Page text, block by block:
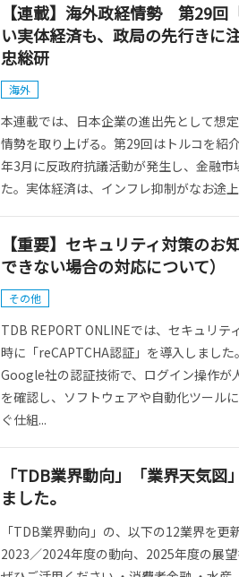
【連載】海外政経情勢 第29回
い実体経済も、政局の先行きに
忠総研
海外
本連載では、日本企業の進出先として想
情勢を取り上げる。第29回はトルコを紹
年3月に反政府抗議活動が発生し、金融市
た。実体経済は、インフレ抑制がなお途
【重要】セキュリティ対策のお
できない場合の対応について）
その他
TDB REPORT ONLINEでは、セキュリテ
時に「reCAPTCHA認証」を導入しまし
Google社の認証技術で、ログイン操作が
を確認し、ソフトウェアや自動化ツール
ぐ仕組...
「TDB業界動向」「業界天気図
ました。
「TDB業界動向」の、以下の12業界を更
2023／2024年度の動向、2025年度の展望